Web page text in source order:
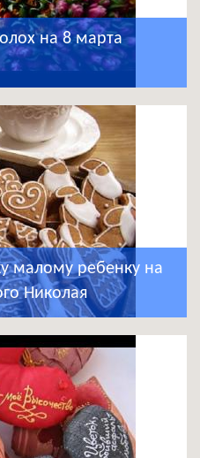
на 8 марта
малому ребенку на
Николая